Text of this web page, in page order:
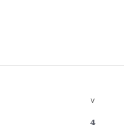
V
0
4